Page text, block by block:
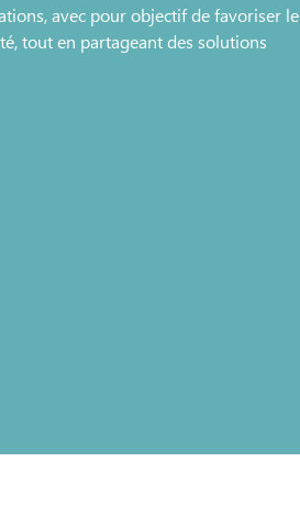
avec pour objectif de favoriser le
tout en partageant des solutions